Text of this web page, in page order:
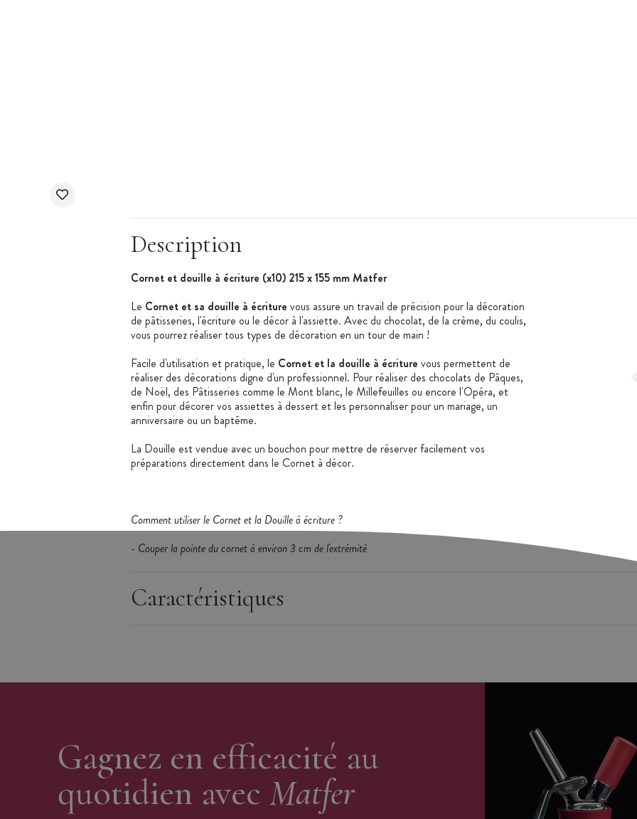
Description
Cornet et douille à écriture (x10) 215 x 155 mm Matfer
Le Cornet et sa douille à écriture vous assure un travail de précision pour la décoration
de pâtisseries, l'écriture ou le décor à l'assiette. Avec du chocolat, de la crème, du coulis,
vous pourrez réaliser tous types de décoration en un tour de main !
Facile d'utilisation et pratique, le Cornet et la douille à écriture vous permettent de
réaliser des décorations digne d'un professionnel. Pour réaliser des chocolats de Pâques,
de Noël, des Pâtisseries comme le Mont blanc, le Millefeuilles ou encore l'Opéra, et
enfin pour décorer vos assiettes à dessert et les personnaliser pour un mariage, un
anniversaire ou un baptême.
La Douille est vendue avec un bouchon pour mettre de réserver facilement vos
préparations directement dans le Cornet à décor.
Comment utiliser le Cornet et la Douille à écriture ?
- Couper la pointe du cornet à environ 3 cm de l'extrémité
Travail de précision
Caractéristiques cornet à écriture avec douilles
Diamètre de la douille : 0,5mm
Dimensions du cornet : 215 x 115 mm
Matériau rouleau de cornets : Polypropylène
Caractéristiques
Gagnez en efficacité au
quotidien avec Matfer